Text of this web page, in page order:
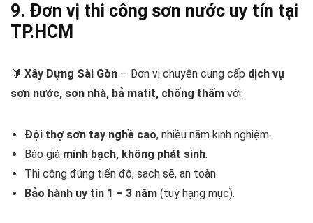
9. Đơn vị thi công sơn nước uy tín tại
TP.HCM
🔰 Xây Dựng Sài Gòn – Đơn vị chuyên cung cấp dịch vụ
sơn nước, sơn nhà, bả matit, chống thấm với:
Đội thợ sơn tay nghề cao, nhiều năm kinh nghiệm.
Báo giá minh bạch, không phát sinh.
Thi công đúng tiến độ, sạch sẽ, an toàn.
Bảo hành uy tín 1 – 3 năm (tuỳ hạng mục).